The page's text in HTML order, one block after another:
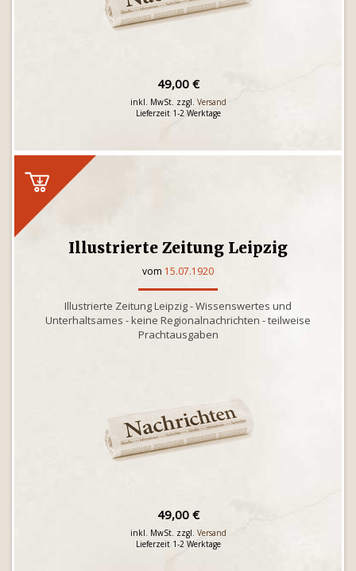
49,00 €
inkl. MwSt. zzgl. Versand
Lieferzeit 1-2 Werktage
Illustrierte Zeitung Leipzig
vom 15.07.1920
Illustrierte Zeitung Leipzig - Wissenswertes und
Unterhaltsames - keine Regionalnachrichten - teilweise
Prachtausgaben
49,00 €
inkl. MwSt. zzgl. Versand
Lieferzeit 1-2 Werktage